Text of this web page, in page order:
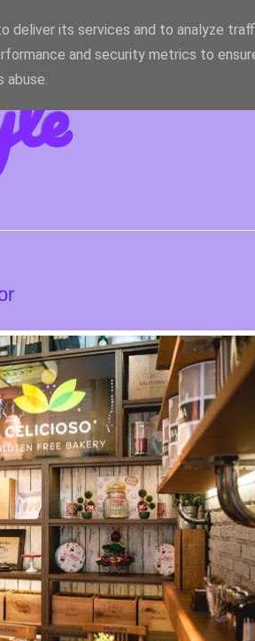
deliver its services and to analyze
and security metrics to
abuse.